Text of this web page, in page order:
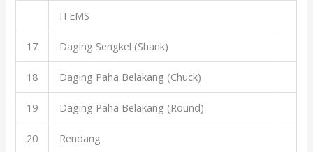
ITEMS
17 Daging Sengkel (Shank)
18 Daging Paha Belakang (Chuck)
19 Daging Paha Belakang (Round)
20 Rendang